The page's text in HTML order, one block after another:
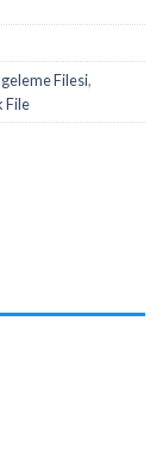
Filesi,
File